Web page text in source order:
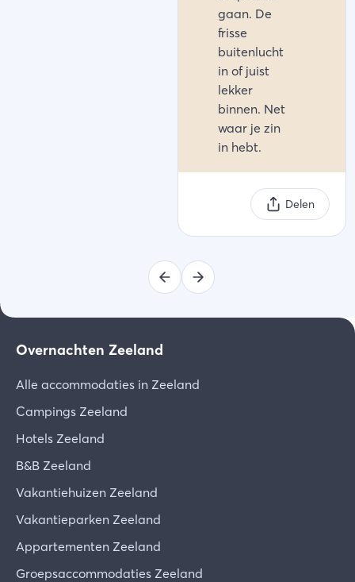
gaan. De
frisse
buitenlucht
in of juist
lekker
binnen. Net
waar je zin
in hebt.
Delen
Overnachten Zeeland
Alle accommodaties in Zeeland
Campings Zeeland
Hotels Zeeland
B&B Zeeland
Vakantiehuizen Zeeland
Vakantieparken Zeeland
Appartementen Zeeland
Groepsaccommodaties Zeeland